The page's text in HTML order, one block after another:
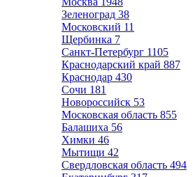
Зеленоград 38
Московский 11
Щербинка 7
Санкт-Петербург 1105
Краснодарский край 887
Краснодар 430
Сочи 181
Новороссийск 53
Московская область 855
Балашиха 56
Химки 46
Мытищи 42
Свердловская область 494